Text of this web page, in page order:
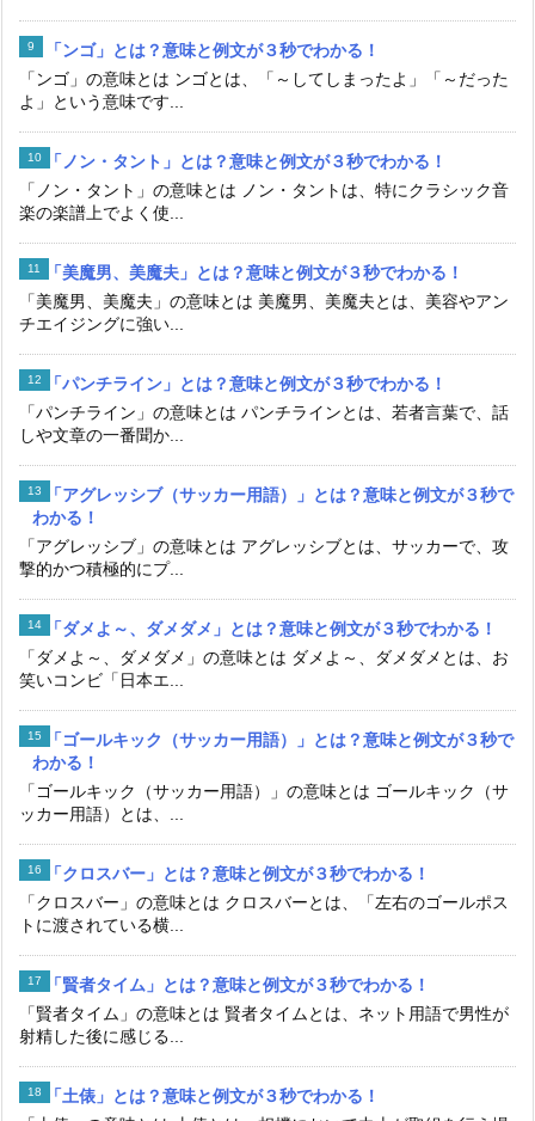
「ンゴ」とは？意味と例文が３秒でわかる！
「ンゴ」の意味とは ンゴとは、「～してしまったよ」「～だった
よ」という意味です...
「ノン・タント」とは？意味と例文が３秒でわかる！
「ノン・タント」の意味とは ノン・タントは、特にクラシック音
楽の楽譜上でよく使...
「美魔男、美魔夫」とは？意味と例文が３秒でわかる！
「美魔男、美魔夫」の意味とは 美魔男、美魔夫とは、美容やアン
チエイジングに強い...
「パンチライン」とは？意味と例文が３秒でわかる！
「パンチライン」の意味とは パンチラインとは、若者言葉で、話
しや文章の一番聞か...
「アグレッシブ（サッカー用語）」とは？意味と例文が３秒で
わかる！
「アグレッシブ」の意味とは アグレッシブとは、サッカーで、攻
撃的かつ積極的にプ...
「ダメよ～、ダメダメ」とは？意味と例文が３秒でわかる！
「ダメよ～、ダメダメ」の意味とは ダメよ～、ダメダメとは、お
笑いコンビ「日本エ...
「ゴールキック（サッカー用語）」とは？意味と例文が３秒で
わかる！
「ゴールキック（サッカー用語）」の意味とは ゴールキック（サ
ッカー用語）とは、...
「クロスバー」とは？意味と例文が３秒でわかる！
「クロスバー」の意味とは クロスバーとは、「左右のゴールポス
トに渡されている横...
「賢者タイム」とは？意味と例文が３秒でわかる！
「賢者タイム」の意味とは 賢者タイムとは、ネット用語で男性が
射精した後に感じる...
「土俵」とは？意味と例文が３秒でわかる！